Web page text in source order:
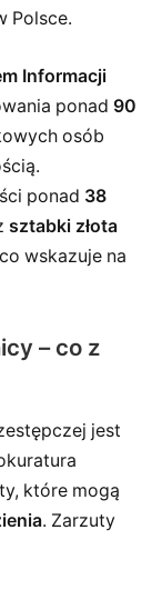
Polsce.
Informacji
ponad 90
osób
ponad 38
sztabki złota
wskazuje na
– co z
jest
które mogą
. Zarzuty